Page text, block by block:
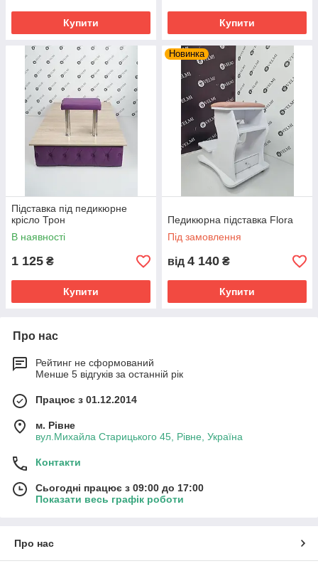
Купити Купити
Підставка під педикюрне
крісло Трон
В наявності
1 125 ₴
Купити
Новинка
Педикюрна підставка Flora
Під замовлення
від 4 140 ₴
Купити
Про нас
Рейтинг не сформований
Менше 5 відгуків за останній рік
Працює з 01.12.2014
м. Рівне
вул.Михайла Старицького 45, Рівне, Україна
Контакти
Сьогодні працює з 09:00 до 17:00
Показати весь графік роботи
Про нас